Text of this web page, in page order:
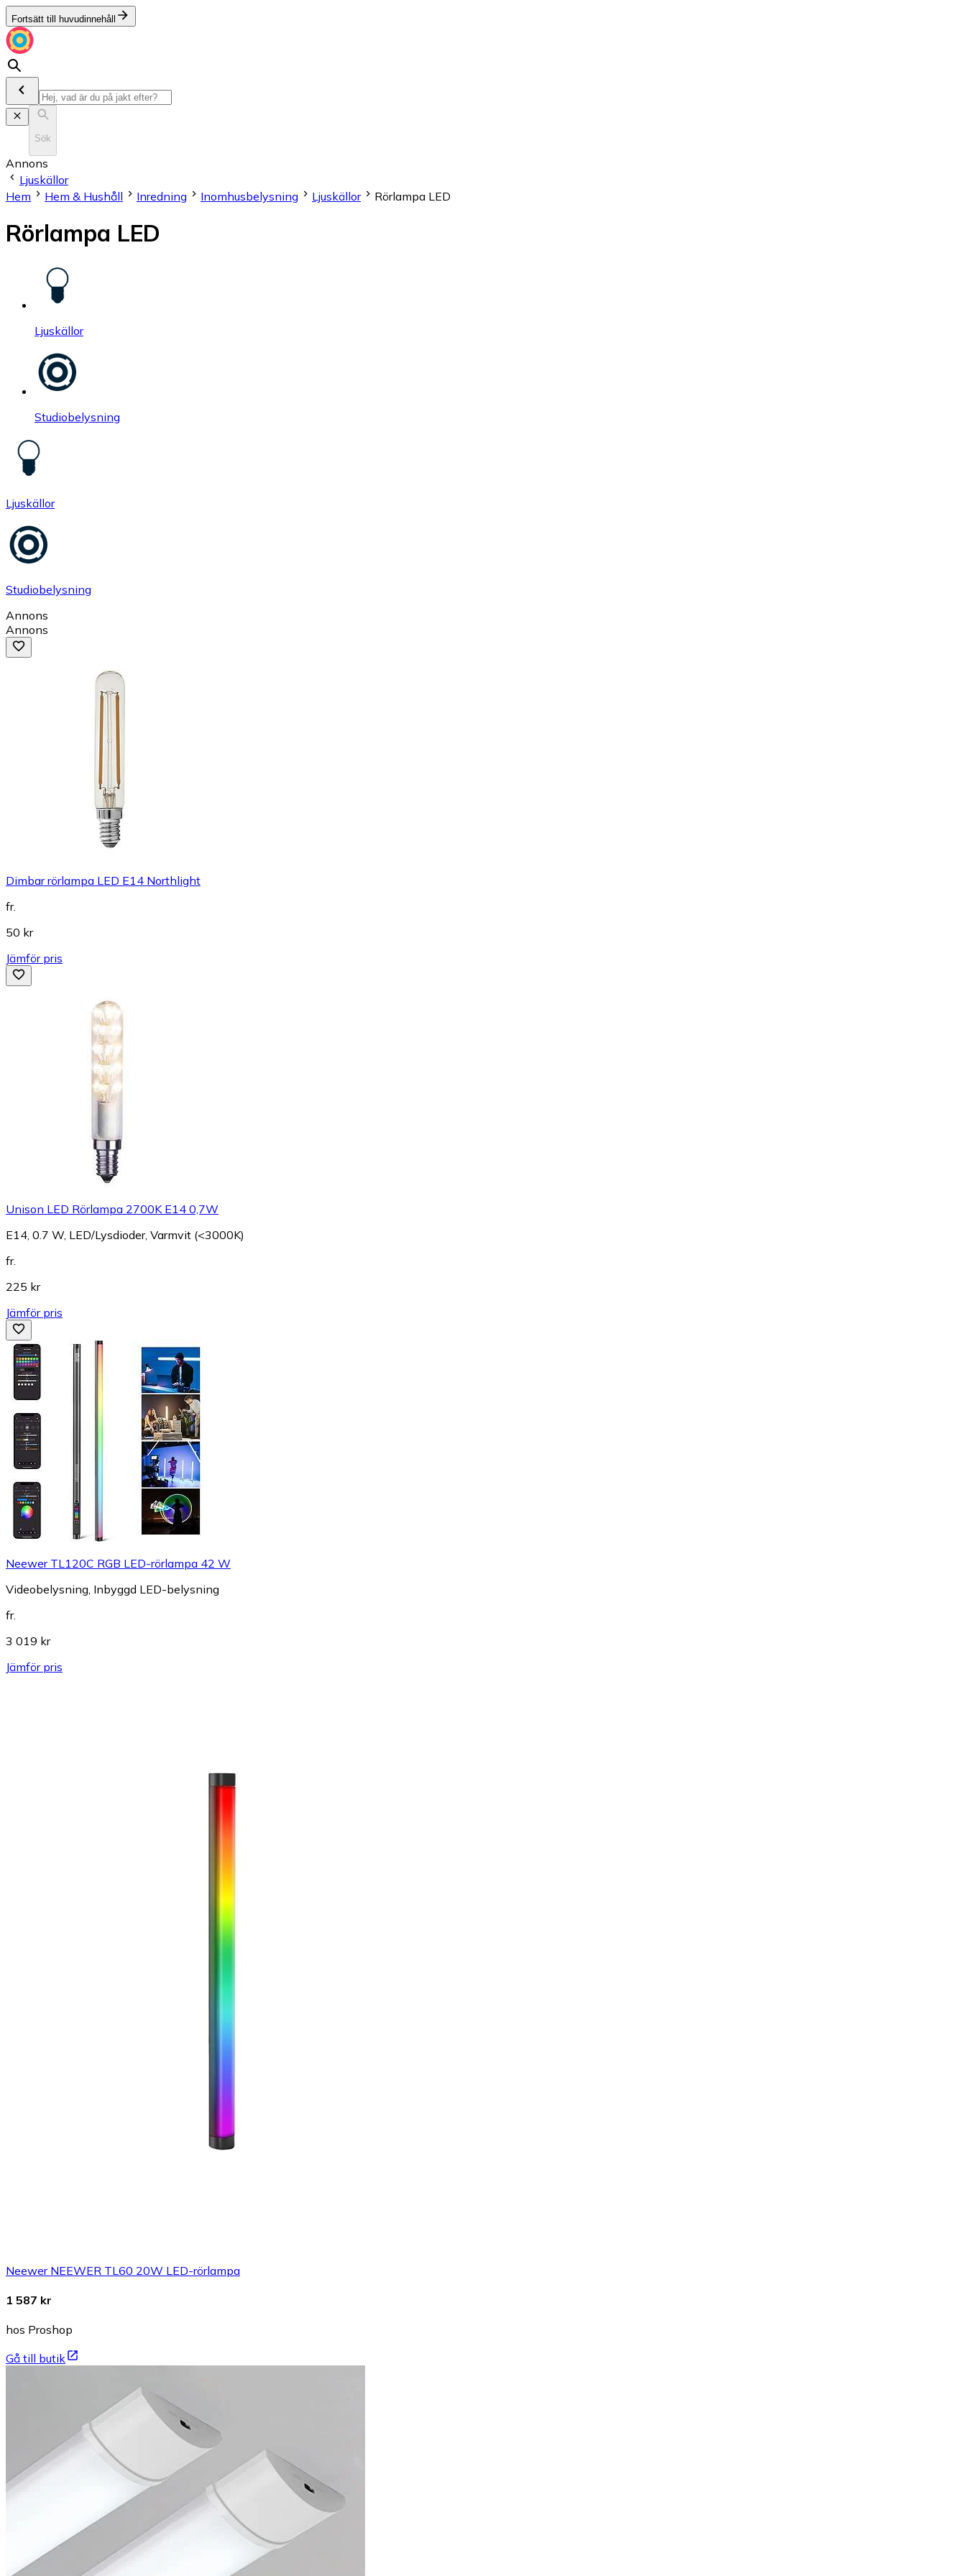
Fortsätt till huvudinnehåll
Sök
Annons
Ljuskällor
Hem
Hem & Hushåll Inredning Inomhusbelysning Ljuskällor Rörlampa LED
Rörlampa LED
Ljuskällor
Studiobelysning
Ljuskällor
Studiobelysning
Annons
Annons
Dimbar rörlampa LED E14 Northlight
fr.
50 kr
Jämför pris
Unison LED Rörlampa 2700K E14 0,7W
E14, 0.7 W, LED/Lysdioder, Varmvit (<3000K)
fr.
225 kr
Jämför pris
Neewer TL120C RGB LED-rörlampa 42 W
Videobelysning, Inbyggd LED-belysning
fr.
3 019 kr
Jämför pris
Neewer NEEWER TL60 20W LED-rörlampa
1 587 kr
hos Proshop
Gå till butik